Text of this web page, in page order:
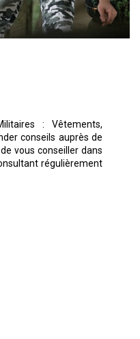
: Vêtements,
conseils auprès de
vous conseiller dans
régulièrement